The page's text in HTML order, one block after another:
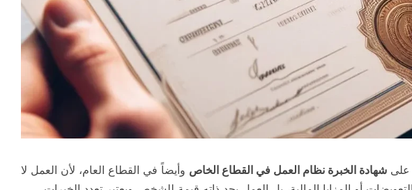
على شهادة الخبرة نظام العمل في القطاع الخاص وأيضاً في القطاع العام، لأن العمل لا